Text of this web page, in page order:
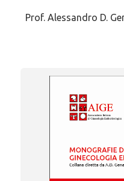
Prof. Alessandro D.